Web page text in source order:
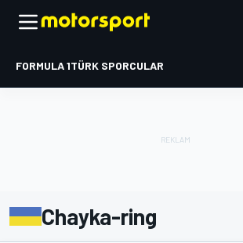
FORMULA 1TÜRK SPORCULAR
Chayka-ring